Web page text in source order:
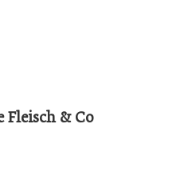
Fleisch & Co